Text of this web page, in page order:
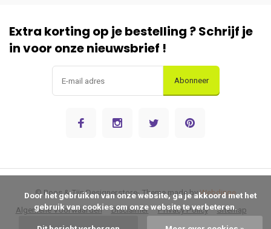
Extra korting op je bestelling ? Schrijf je
in voor onze nieuwsbrief !
Abonneer
Algemene Voorwaarden Disclaimer Privacy Policy Sitemap
© Roos & Tijn Designerstore- Theme made byWebdinge
gebruik van cookies om onze website te verbeteren.